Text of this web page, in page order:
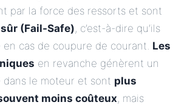
par la force des ressorts et sont
(Fail-Safe), c’est-à-dire qu’ils
cas de coupure de courant. Les
en revanche génèrent un
dans le moteur et sont plus
moins coûteux, mais